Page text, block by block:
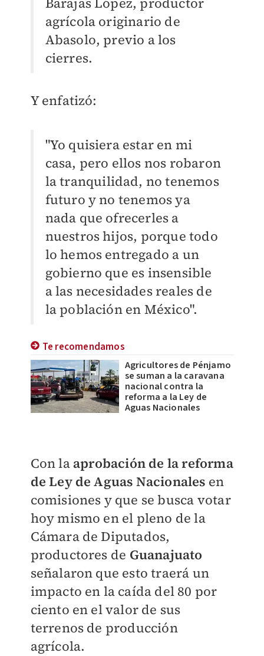
agrícola originario de
Abasolo, previo a los
cierres.
Y enfatizó:
"Yo quisiera estar en mi
casa, pero ellos nos robaron
la tranquilidad, no tenemos
futuro y no tenemos ya
nada que ofrecerles a
nuestros hijos, porque todo
lo hemos entregado a un
gobierno que es insensible
a las necesidades reales de
la población en México".
Te recomendamos
Agricultores de Pénjamo
se suman a la caravana
nacional contra la
reforma a la Ley de
Aguas Nacionales
Con la aprobación de la reforma
de Ley de Aguas Nacionales en
comisiones y que se busca votar
hoy mismo en el pleno de la
Cámara de Diputados,
productores de Guanajuato
señalaron que esto traerá un
impacto en la caída del 80 por
ciento en el valor de sus
terrenos de producción
agrícola.